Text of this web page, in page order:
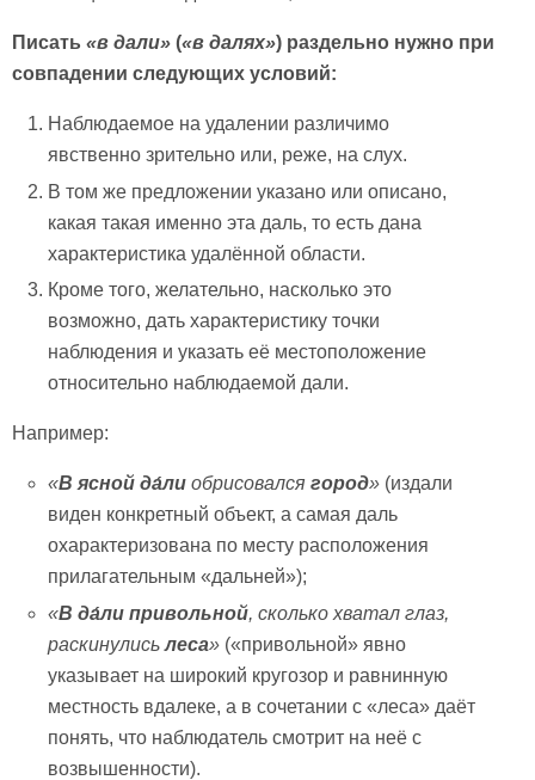
Писать «в дали» («в далях») раздельно нужно при
совпадении следующих условий:
Наблюдаемое на удалении различимо
явственно зрительно или, реже, на слух.
В том же предложении указано или описано,
какая такая именно эта даль, то есть дана
характеристика удалённой области.
Кроме того, желательно, насколько это
возможно, дать характеристику точки
наблюдения и указать её местоположение
относительно наблюдаемой дали.
Например:
«В яснойда́ли обрисовалсягород» (издали
виден конкретный объект, а самая даль
охарактеризована по месту расположения
прилагательным «дальней»);
«Вда́ли привольной, сколько хватал глаз,
раскинулисьлеса» («привольной» явно
указывает на широкий кругозор и равнинную
местность вдалеке, а в сочетании с «леса» даёт
понять, что наблюдатель смотрит на неё с
возвышенности).